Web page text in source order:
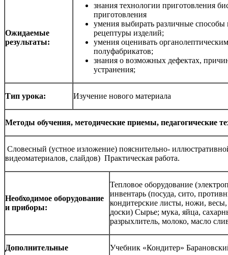
Ожидаемые
результаты:
знания технологии приготовления
приготовления
умения выбирать различные способы
рецептуры изделий;
умения оценивать
полуфабрикатов;
знания о возможных дефектах,
устранения;
Тип урока: Изучение нового материала
Методы обучения, методические приемы, педагогические
Словесный (устное изложение) пояснительно-
видеоматериалов, слайдов) Практическая работа.
Необходимое оборудование
и приборы:
Тепловое оборудование
инвентарь (посуда, сито,
кондитерские листы, ножи,
доски) Сырье; мука, яйца,
разрыхлитель, молоко, масло
Дополнительные
Учебник «Кондитер»